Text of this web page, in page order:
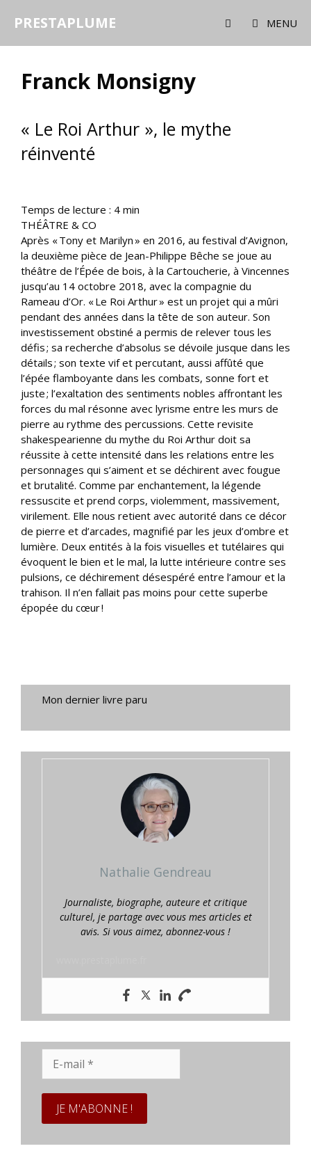
PRESTAPLUME MENU
Franck Monsigny
« Le Roi Arthur », le mythe
réinventé
Temps de lecture : 4 min
THÉÂTRE & CO
Après « Tony et Marilyn » en 2016, au festival d’Avignon,
la deuxième pièce de Jean-Philippe Bêche se joue au
théâtre de l’Épée de bois, à la Cartoucherie, à Vincennes
jusqu’au 14 octobre 2018, avec la compagnie du
Rameau d’Or. « Le Roi Arthur » est un projet qui a mûri
pendant des années dans la tête de son auteur. Son
investissement obstiné a permis de relever tous les
défis ; sa recherche d’absolus se dévoile jusque dans les
détails ; son texte vif et percutant, aussi affûté que
l’épée flamboyante dans les combats, sonne fort et
juste ; l’exaltation des sentiments nobles affrontant les
forces du mal résonne avec lyrisme entre les murs de
pierre au rythme des percussions. Cette revisite
shakespearienne du mythe du Roi Arthur doit sa
réussite à cette intensité dans les relations entre les
personnages qui s’aiment et se déchirent avec fougue
et brutalité. Comme par enchantement, la légende
ressuscite et prend corps, violemment, massivement,
virilement. Elle nous retient avec autorité dans ce décor
de pierre et d’arcades, magnifié par les jeux d’ombre et
lumière. Deux entités à la fois visuelles et tutélaires qui
évoquent le bien et le mal, la lutte intérieure contre ses
pulsions, ce déchirement désespéré entre l’amour et la
trahison. Il n’en fallait pas moins pour cette superbe
épopée du cœur !
Mon dernier livre paru
Nathalie Gendreau
Journaliste, biographe, auteure et critique
culturel, je partage avec vous mes articles et
avis. Si vous aimez, abonnez-vous !
mail